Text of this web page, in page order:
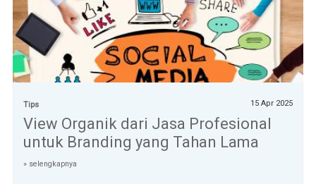
Tips 15 Apr 2025
View Organik dari Jasa Profesional
untuk Branding yang Tahan Lama
» selengkapnya